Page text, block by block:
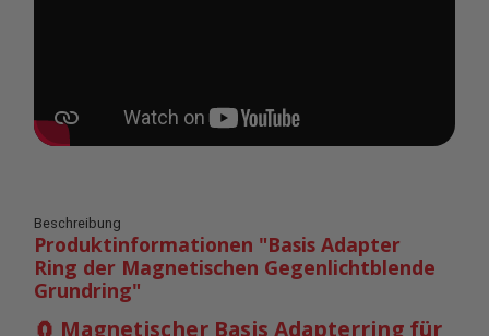
Beschreibung
Produktinformationen "Basis Adapter
Ring der Magnetischen Gegenlichtblende
Grundring"
🧲 Magnetischer Basis Adapterring für